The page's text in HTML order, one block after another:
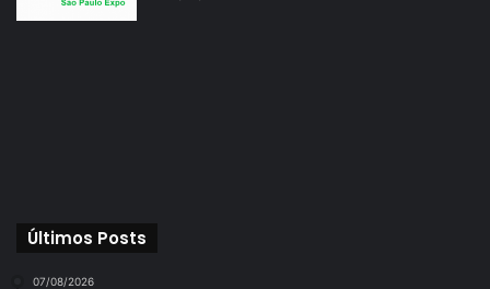
será integrado.
conector suporta os níveis de corrente e tensão
necessários. Este cuidado é imprescindível para prevenir o
Últimos Posts
07/08/2026